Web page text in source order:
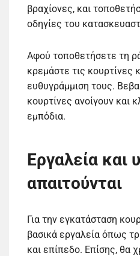
βραχίονες, και
οδηγίες του
Αφού τοποθετήσετε τη
κρεμάστε τις κουρτίνες
ευθυγράμμιση τους.
κουρτίνες ανοίγουν και
εμπόδια.
Εργαλεία και
απαιτούνται
Για την εγκατάσταση
βασικά εργαλεία όπως
και επίπεδο. Επίσης, θα